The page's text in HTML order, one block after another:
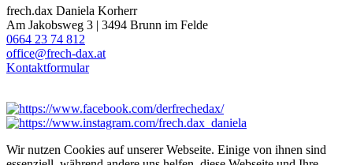
frech.dax Daniela Korherr
Am Jakobsweg 3 | 3494 Brunn im Felde
0664 23 74 812
office@frech-dax.at
Kontaktformular
Wir nutzen Cookies auf unserer Webseite. Einige von ihnen sind